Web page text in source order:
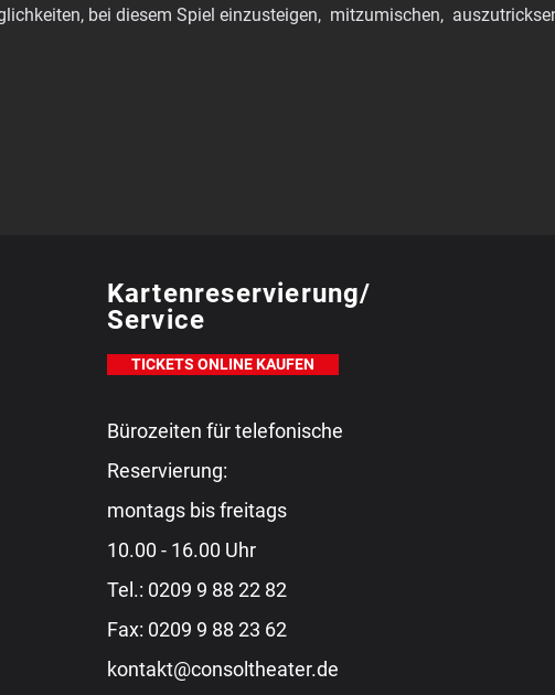
bei diesem Spiel einzusteigen,  mitzumischen,
Kartenreservierung/
Service
TICKETS ONLINE KAUFEN
Bürozeiten für telefonische
Reservierung:
montags bis freitags
10.00 - 16.00 Uhr
Tel.: 0209 9 88 22 82
Fax: 0209 9 88 23 62
kontakt@consoltheater.de